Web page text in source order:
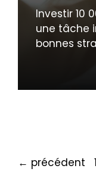
Investir 10
une tâche
bonnes
← précédent 1